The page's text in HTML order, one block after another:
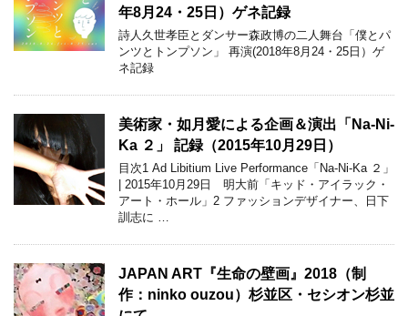
年8月24・25日）ゲネ記録
詩人久世孝臣とダンサー森政博の二人舞台「僕とパ
ンツとトンプソン」 再演(2018年8月24・25日）ゲ
ネ記録
美術家・如月愛による企画＆演出「Na-Ni-
Ka ２」 記録（2015年10月29日）
目次1 Ad Libitium Live Performance「Na-Ni-Ka ２」
| 2015年10月29日 明大前「キッド・アイラック・
アート・ホール」2 ファッションデザイナー、日下
訓志に …
JAPAN ART『生命の壁画』2018（制
作：ninko ouzou）杉並区・セシオン杉並